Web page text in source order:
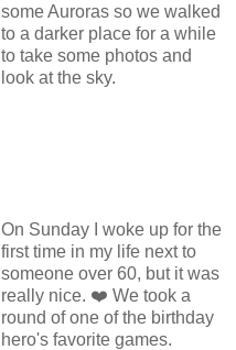
some Auroras so we walked
to a darker place for a while
to take some photos and
look at the sky.
On Sunday I woke up for the
first time in my life next to
someone over 60, but it was
really nice. ❤️ We took a
round of one of the birthday
hero's favorite games.